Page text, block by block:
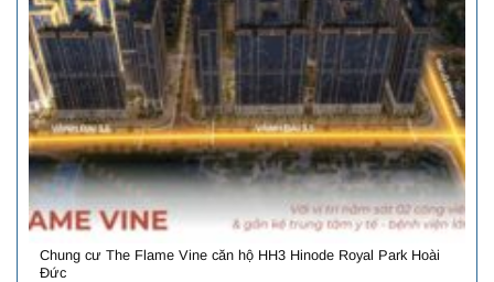
Chung cư The Flame Vine căn hộ HH3 Hinode Royal Park Hoài
Đức